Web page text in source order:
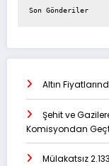
Son Gönderiler
Altın
Şehit ve
Komisyondan
Mülakatsız